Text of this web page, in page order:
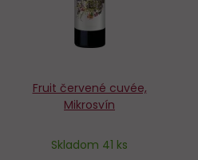
Fruit červené cuvée,
Mikrosvín
Skladom 41 ks